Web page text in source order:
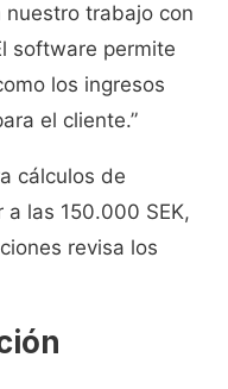
nuestro trabajo con
software permite
los ingresos
el cliente.”
cálculos de
las 150.000 SEK,
revisa los